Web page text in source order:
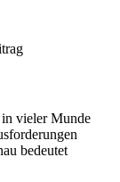
vieler Munde
bedeutet